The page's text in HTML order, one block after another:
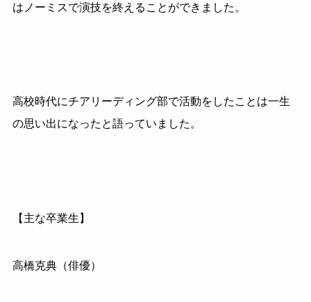
はノーミスで演技を終えることができました。
高校時代にチアリーディング部で活動をしたことは一生
の思い出になったと語っていました。
【主な卒業生】
高橋克典（俳優）